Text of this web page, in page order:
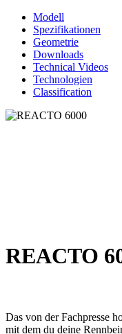
Modell
Spezifikationen
Geometrie
Downloads
Technical Videos
Technologien
Classification
REACTO
Das von der Fachpresse
mit dem du deine